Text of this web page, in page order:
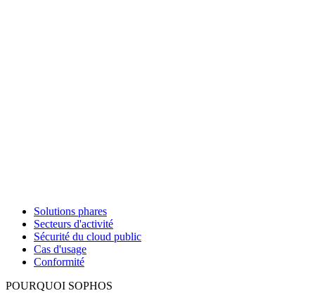
Solutions phares
Secteurs d'activité
Sécurité du cloud public
Cas d'usage
Conformité
POURQUOI SOPHOS